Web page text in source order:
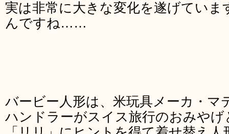
実は非常に大きな変化を遂げていま
んですね……
バービー人形は、米玩具メーカ・マ
ハンドラーがスイス旅行のおみや